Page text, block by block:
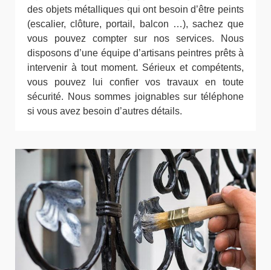
des objets métalliques qui ont besoin d’être peints
(escalier, clôture, portail, balcon …), sachez que
vous pouvez compter sur nos services. Nous
disposons d’une équipe d’artisans peintres prêts à
intervenir à tout moment. Sérieux et compétents,
vous pouvez lui confier vos travaux en toute
sécurité. Nous sommes joignables sur téléphone
si vous avez besoin d’autres détails.